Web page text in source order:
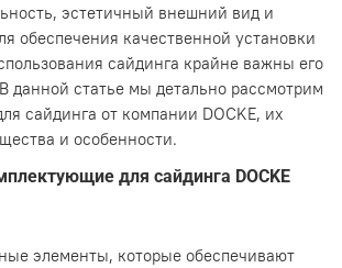
эстетичный внешний вид и
обеспечения качественной установки
сайдинга крайне важны его
данной статье мы детально рассмотрим
сайдинга от компании DOCKE, их
и особенности.
для сайдинга DOCKE
элементы, которые обеспечивают